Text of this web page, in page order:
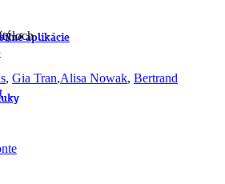
aplikácie
, Gia Tran,Alisa Nowak, Bertrand